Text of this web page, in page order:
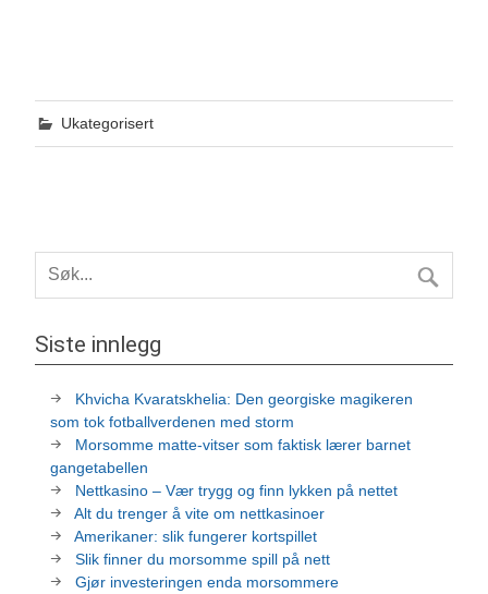
Ukategorisert
Siste innlegg
Khvicha Kvaratskhelia: Den georgiske magikeren
som tok fotballverdenen med storm
Morsomme matte-vitser som faktisk lærer barnet
gangetabellen
Nettkasino – Vær trygg og finn lykken på nettet
Alt du trenger å vite om nettkasinoer
Amerikaner: slik fungerer kortspillet
Slik finner du morsomme spill på nett
Gjør investeringen enda morsommere